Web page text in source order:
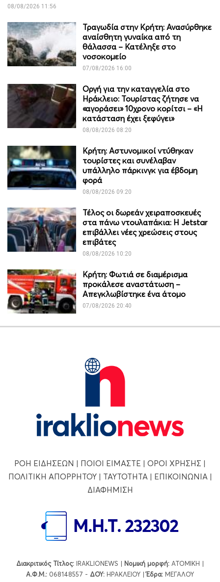
08/08/2026 11:56
Τραγωδία στην Κρήτη: Ανασύρθηκε
αναίσθητη γυναίκα από τη
θάλασσα – Κατέληξε στο
νοσοκομείο
07/08/2026 16:00
Οργή για την καταγγελία στο
Ηράκλειο: Τουρίστας ζήτησε να
«αγοράσει» 10χρονο κορίτσι – «Η
κατάσταση έχει ξεφύγει»
08/08/2026 08:20
Κρήτη: Αστυνομικοί ντύθηκαν
τουρίστες και συνέλαβαν
υπάλληλο πάρκινγκ για έβδομη
φορά
08/08/2026 09:20
Τέλος οι δωρεάν χειραποσκευές
στα πάνω ντουλαπάκια: Η Jetstar
επιβάλλει νέες χρεώσεις στους
επιβάτες
08/08/2026 10:20
Κρήτη: Φωτιά σε διαμέρισμα
προκάλεσε αναστάτωση –
Απεγκλωβίστηκε ένα άτομο
07/08/2026 20:40
ΡΟΗ ΕΙΔΗΣΕΩΝ | ΠΟΙΟΙ ΕΙΜΑΣΤΕ | ΟΡΟΙ ΧΡΗΣΗΣ |
ΠΟΛΙΤΙΚΗ ΑΠΟΡΡΗΤΟΥ| ΤΑΥΤΟΤΗΤΑ | ΕΠΙΚΟΙΝΩΝΙΑ |
ΔΙΑΦΗΜΙΣΗ
Διακριτικός Τίτλος: IRAKLIONEWS | Νομική μορφή: ΑΤΟΜΙΚΗ |
Α.Φ.Μ.: 068148557 - ΔΟΥ: ΗΡΑΚΛΕΙΟΥ |Έδρα: ΜΕΓΑΛΟΥ